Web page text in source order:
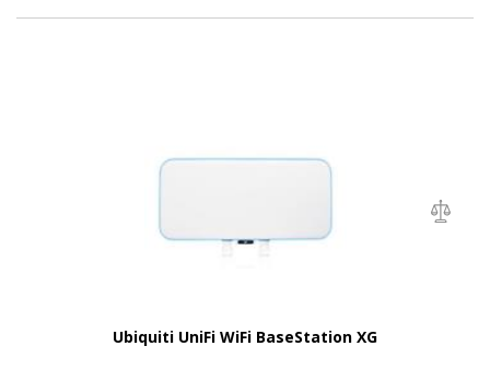
Ubiquiti UniFi WiFi BaseStation XG